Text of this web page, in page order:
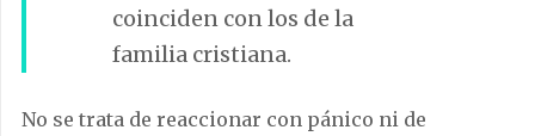
coinciden con los de la
familia cristiana.
No se trata de reaccionar con pánico ni de